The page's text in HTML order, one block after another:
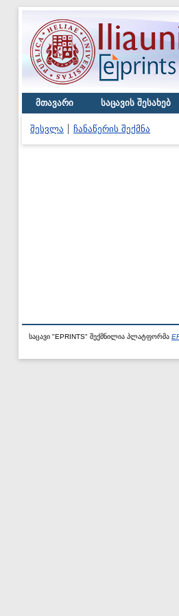
მთავარი საცავის შესახებ
შესვლა ჩანაწერის შექმნა
საცავი "EPRINTS" შექმნილია პლატფორმა